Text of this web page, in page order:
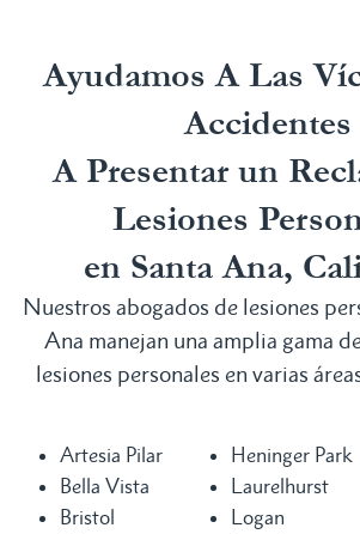
Ayudamos A Las
Accidentes
A Presentar un
Lesiones
en Santa Ana,
Nuestros abogados de lesiones
Ana manejan una amplia gama
lesiones personales en varias
Artesia Pilar
Bella Vista
Bristol
Heninger Park
Laurelhurst
Logan